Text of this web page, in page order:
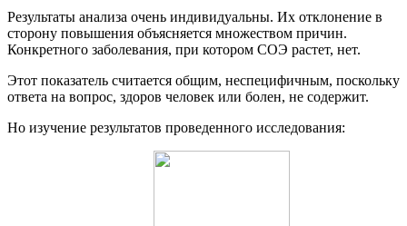
Результаты анализа очень индивидуальны. Их отклонение в
сторону повышения объясняется множеством причин.
Конкретного заболевания, при котором СОЭ растет, нет.
Этот показатель считается общим, неспецифичным, поскольку
ответа на вопрос, здоров человек или болен, не содержит.
Но изучение результатов проведенного исследования: